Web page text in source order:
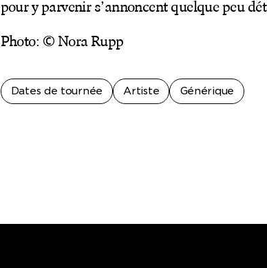
pour y parvenir s’annoncent quelque peu
Photo: © Nora Rupp
Dates de tournée Artiste Générique